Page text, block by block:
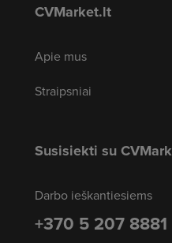
CVMarket.lt
Apie mus
Straipsniai
Susisiekti su
Darbo ieškantiesiems
+370 5 207 8881